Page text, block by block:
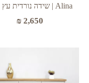
Alina | שידה נורדית עץ אלון
₪ 2,650